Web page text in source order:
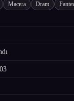
Macera Dram